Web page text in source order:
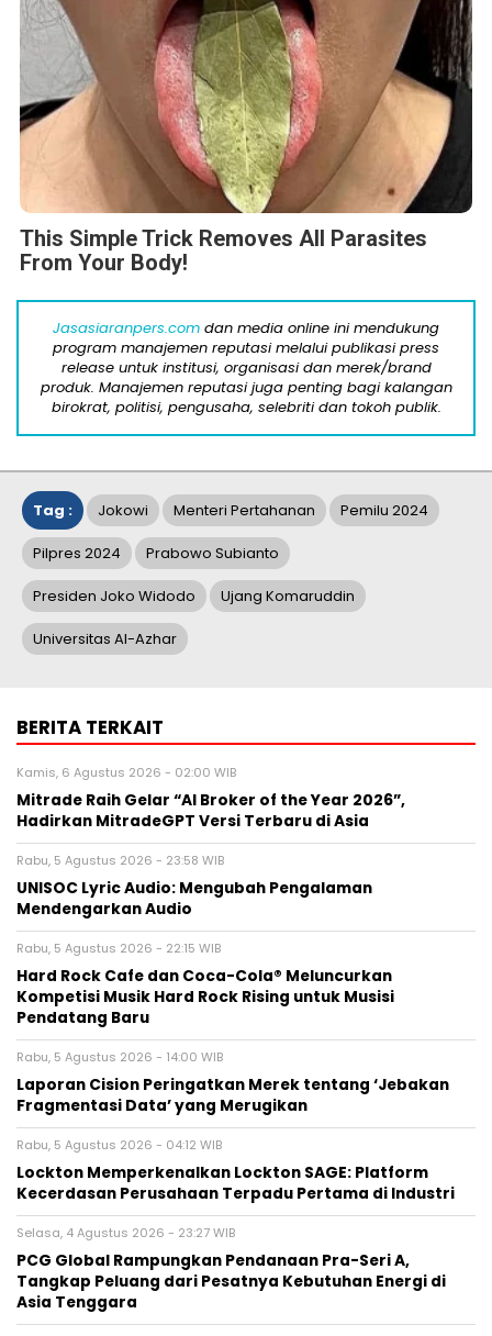
This Simple Trick Removes All Parasites
From Your Body!
Jasasiaranpers.com dan media online ini mendukung
program manajemen reputasi melalui publikasi press
release untuk institusi, organisasi dan merek/brand
produk. Manajemen reputasi juga penting bagi kalangan
birokrat, politisi, pengusaha, selebriti dan tokoh publik.
Tag : Jokowi Menteri Pertahanan Pemilu 2024
Pilpres 2024 Prabowo Subianto
Presiden Joko Widodo Ujang Komaruddin
Universitas Al-Azhar
BERITA TERKAIT
Kamis, 6 Agustus 2026 - 02:00 WIB
Mitrade Raih Gelar “AI Broker of the Year 2026”,
Hadirkan MitradeGPT Versi Terbaru di Asia
Rabu, 5 Agustus 2026 - 23:58 WIB
UNISOC Lyric Audio: Mengubah Pengalaman
Mendengarkan Audio
Rabu, 5 Agustus 2026 - 22:15 WIB
Hard Rock Cafe dan Coca-Cola® Meluncurkan
Kompetisi Musik Hard Rock Rising untuk Musisi
Pendatang Baru
Rabu, 5 Agustus 2026 - 14:00 WIB
Laporan Cision Peringatkan Merek tentang ‘Jebakan
Fragmentasi Data’ yang Merugikan
Rabu, 5 Agustus 2026 - 04:12 WIB
Lockton Memperkenalkan Lockton SAGE: Platform
Kecerdasan Perusahaan Terpadu Pertama di Industri
Selasa, 4 Agustus 2026 - 23:27 WIB
PCG Global Rampungkan Pendanaan Pra-Seri A,
Tangkap Peluang dari Pesatnya Kebutuhan Energi di
Asia Tenggara